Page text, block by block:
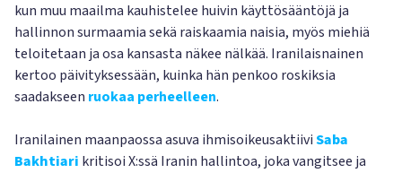
kun muu maailma kauhistelee huivin käyttösääntöjä ja
hallinnon surmaamia sekä raiskaamia naisia, myös miehiä
teloitetaan ja osa kansasta näkee nälkää. Iranilaisnainen
kertoo päivityksessään, kuinka hän penkoo roskiksia
saadakseen ruokaa perheelleen.
Iranilainen maanpaossa asuva ihmisoikeusaktiiviSaba
Bakhtiari kritisoi X:ssä Iranin hallintoa, joka vangitsee ja